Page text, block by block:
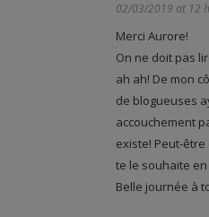
02/03/2019 at 12
Merci Aurore!
On ne doit pas
ah ah! De mon
de blogueuses
accouchement
existe! Peut-
te le souhaite en
Belle journée à